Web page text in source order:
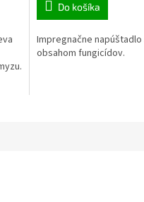
Do košíka
Impregnačne napúštadlo
obsahom fungicídov.